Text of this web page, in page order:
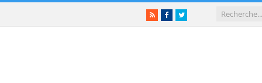
RSSFacebookTwitter